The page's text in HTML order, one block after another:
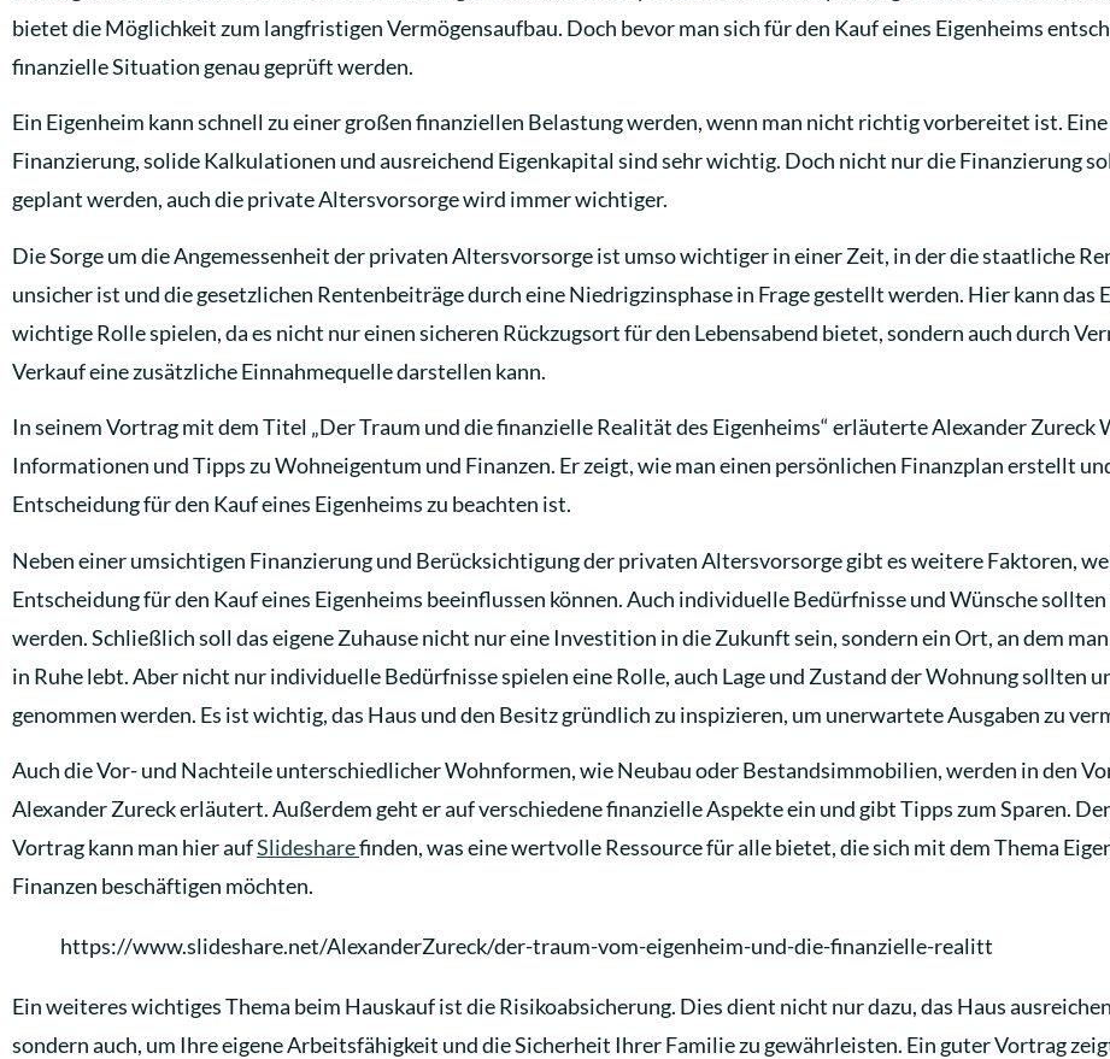
bietet die Möglichkeit zum langfristigen Vermögensaufbau. Doch bevor man sich für den Kauf eines Eigenheims
finanzielle Situation genau geprüft werden.
Ein Eigenheim kann schnell zu einer großen finanziellen Belastung werden, wenn man nicht richtig vorbereitet ist.
Finanzierung, solide Kalkulationen und ausreichend Eigenkapital sind sehr wichtig. Doch nicht nur die Finanzierung
geplant werden, auch die private Altersvorsorge wird immer wichtiger.
Die Sorge um die Angemessenheit der privaten Altersvorsorge ist umso wichtiger in einer Zeit, in der die staatliche
unsicher ist und die gesetzlichen Rentenbeiträge durch eine Niedrigzinsphase in Frage gestellt werden. Hier kann das
wichtige Rolle spielen, da es nicht nur einen sicheren Rückzugsort für den Lebensabend bietet, sondern auch durch
Verkauf eine zusätzliche Einnahmequelle darstellen kann.
In seinem Vortrag mit dem Titel „Der Traum und die finanzielle Realität des Eigenheims“ erläuterte Alexander Zureck
Informationen und Tipps zu Wohneigentum und Finanzen. Er zeigt, wie man einen persönlichen Finanzplan erstellt
Entscheidung für den Kauf eines Eigenheims zu beachten ist.
Neben einer umsichtigen Finanzierung und Berücksichtigung der privaten Altersvorsorge gibt es weitere Faktoren,
Entscheidung für den Kauf eines Eigenheims beeinflussen können. Auch individuelle Bedürfnisse und Wünsche
werden. Schließlich soll das eigene Zuhause nicht nur eine Investition in die Zukunft sein, sondern ein Ort, an dem
in Ruhe lebt. Aber nicht nur individuelle Bedürfnisse spielen eine Rolle, auch Lage und Zustand der Wohnung sollten
genommen werden. Es ist wichtig, das Haus und den Besitz gründlich zu inspizieren, um unerwartete Ausgaben zu
Auch die Vor- und Nachteile unterschiedlicher Wohnformen, wie Neubau oder Bestandsimmobilien, werden in den
Alexander Zureck erläutert. Außerdem geht er auf verschiedene finanzielle Aspekte ein und gibt Tipps zum Sparen.
Vortrag kann man hier aufSlidesharefinden, was eine wertvolle Ressource für alle bietet, die sich mit dem Thema
Finanzen beschäftigen möchten.
https://www.slideshare.net/AlexanderZureck/der-traum-vom-eigenheim-und-die-finanzielle-realitt
Ein weiteres wichtiges Thema beim Hauskauf ist die Risikoabsicherung. Dies dient nicht nur dazu, das Haus
sondern auch, um Ihre eigene Arbeitsfähigkeit und die Sicherheit Ihrer Familie zu gewährleisten. Ein guter Vortrag